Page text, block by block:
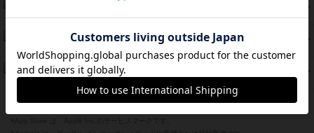
PT
PT
Bitter End ブタペスト救出作戦
PT
ドコジャン